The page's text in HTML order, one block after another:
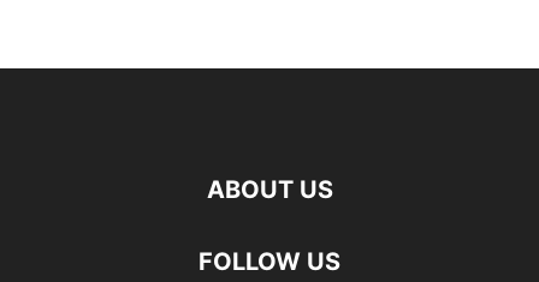
ABOUT US
FOLLOW US